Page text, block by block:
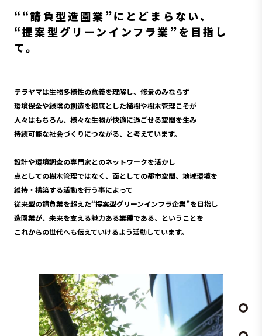
““請負型造園業”にとどまらない、
“提案型グリーンインフラ業”を目指し
て。
テラヤマは生物多様性の意義を理解し、修景のみならず
環境保全や緑陰の創造を根底とした植樹や樹木管理こそが
人々はもちろん、様々な生物が快適に過ごせる空間を生み
持続可能な社会づくりにつながる、と考えています。
設計や環境調査の専門家とのネットワークを活かし
点としての樹木管理ではなく、面としての都市空間、地域環境を
維持・構築する活動を行う事によって
従来型の請負業を超えた“提案型グリーンインフラ企業”を目指し
造園業が、未来を支える魅力ある業種である、ということを
これからの世代へも伝えていけるよう活動しています。